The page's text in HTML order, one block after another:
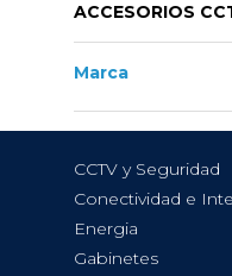
ACCESORIOS
Marca
CCTV y Seguridad
Conectividad e
Energia
Gabinetes